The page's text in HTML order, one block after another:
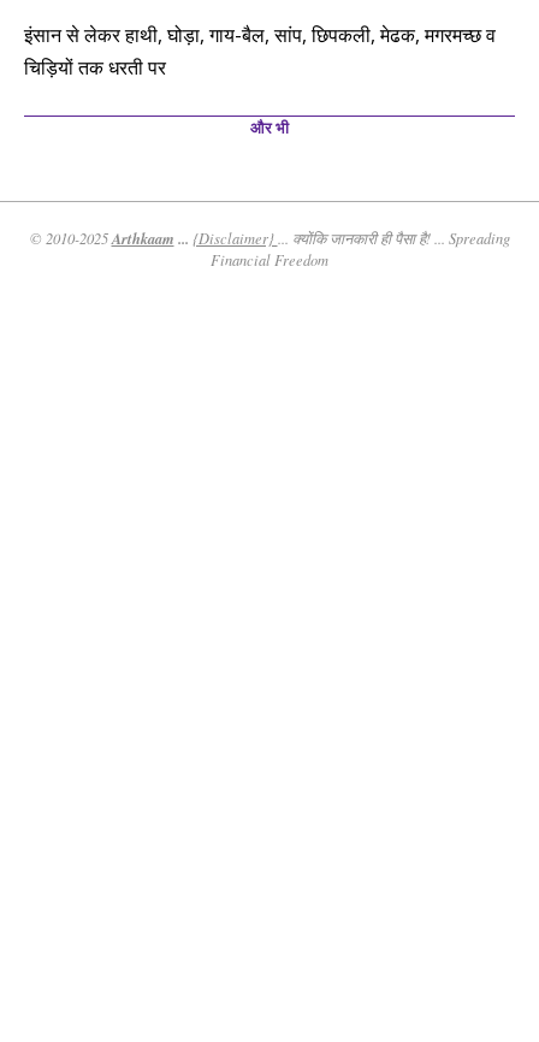
इंसान से लेकर हाथी, घोड़ा, गाय-बैल, सांप, छिपकली, मेढक, मगरमच्छ व
चिड़ियों तक धरती पर
और भी
© 2010-2025Arthkaam ... {Disclaimer}
... क्योंकि जानकारी ही पैसा है! ... Spreading
Financial Freedom